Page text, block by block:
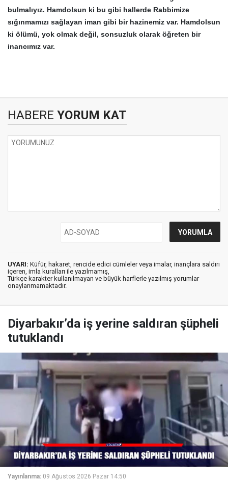
bulmalıyız. Hamdolsun ki bu gibi hallerde Rabbimize
sığınmamızı sağlayan iman gibi bir hazinemiz var. Hamdolsun
ki ölümü, yok olmak değil, sonsuzluk olarak öğreten bir
inancımız var.
HABERE YORUM KAT
UYARI: Küfür, hakaret, rencide edici cümleler veya imalar, inançlara saldırı
içeren, imla kuralları ile yazılmamış,
Türkçe karakter kullanılmayan ve büyük harflerle yazılmış yorumlar
onaylanmamaktadır.
Diyarbakır’da iş yerine saldıran şüpheli
tutuklandı
Yayınlanma: 09 Ağustos 2026 Pazar 14:50